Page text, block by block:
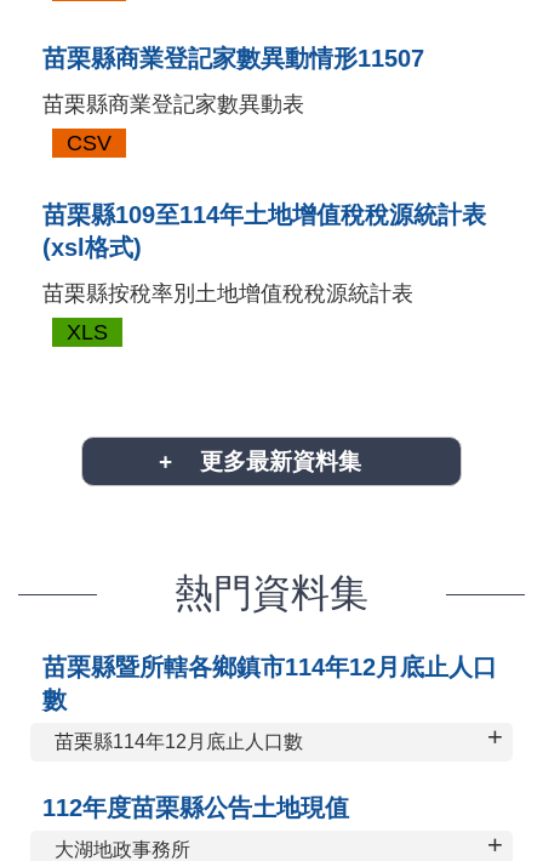
苗栗縣商業登記家數異動情形11507
苗栗縣商業登記家數異動表
CSV
苗栗縣109至114年土地增值稅稅源統計表
(xsl格式)
苗栗縣按稅率別土地增值稅稅源統計表
XLS
更多最新資料集
熱門資料集
苗栗縣暨所轄各鄉鎮市114年12月底止人口
數
苗栗縣114年12月底止人口數 +
112年度苗栗縣公告土地現值
大湖地政事務所 +